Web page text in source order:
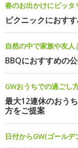
春のお出かけにピッタ
ピクニックにおす
自然の中で家族や友人
BBQにおすすめの
GWおうちでの過ごし
最大12連休のおう
方をご提案
日付からGW(ゴール